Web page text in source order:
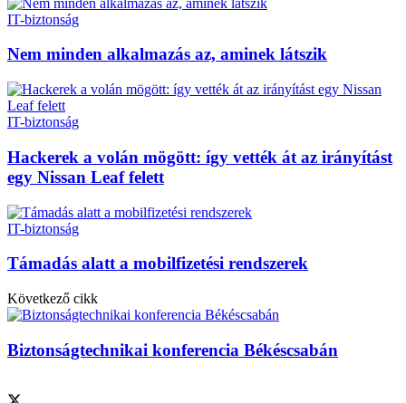
IT-biztonság
Nem minden alkalmazás az, aminek látszik
IT-biztonság
Hackerek a volán mögött: így vették át az irányítást
egy Nissan Leaf felett
IT-biztonság
Támadás alatt a mobilfizetési rendszerek
Következő cikk
Biztonságtechnikai konferencia Békéscsabán